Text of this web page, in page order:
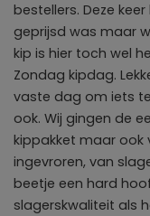
bestellers. Deze
geprijsd was maar
kip is hier toch wel
Zondag kipdag.
vaste dag om iets
ook. Wij gingen de
kippakket maar ook
ingevroren, van
beetje een hard
slagerskwaliteit als